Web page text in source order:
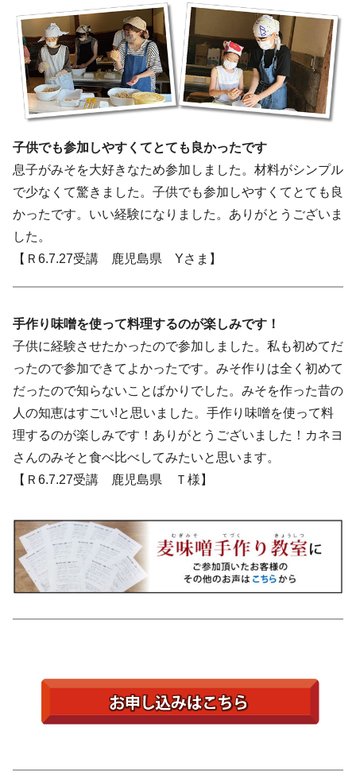
子供でも参加しやすくてとても良かったです
息子がみそを大好きなため参加しました。材料がシンプル
で少なくて驚きました。子供でも参加しやすくてとても良
かったです。いい経験になりました。ありがとうございま
した。
【Ｒ6.7.27受講 鹿児島県 Yさま】
手作り味噌を使って料理するのが楽しみです！
子供に経験させたかったので参加しました。私も初めてだ
ったので参加できてよかったです。みそ作りは全く初めて
だったので知らないことばかりでした。みそを作った昔の
人の知恵はすごい!と思いました。手作り味噌を使って料
理するのが楽しみです！ありがとうございました！カネヨ
さんのみそと食べ比べしてみたいと思います。
【Ｒ6.7.27受講 鹿児島県 Ｔ様】